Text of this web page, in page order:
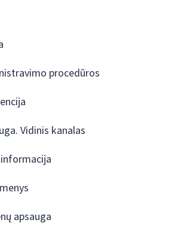
procedūros
Vidinis kanalas
apsauga